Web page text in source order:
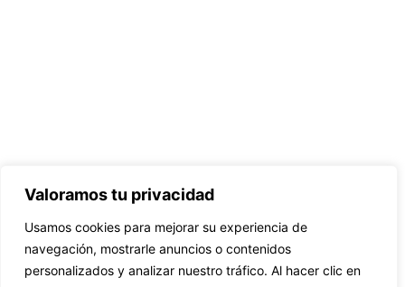
Valoramos tu privacidad
Usamos cookies para mejorar su experiencia de
navegación, mostrarle anuncios o contenidos
personalizados y analizar nuestro tráfico. Al hacer clic en